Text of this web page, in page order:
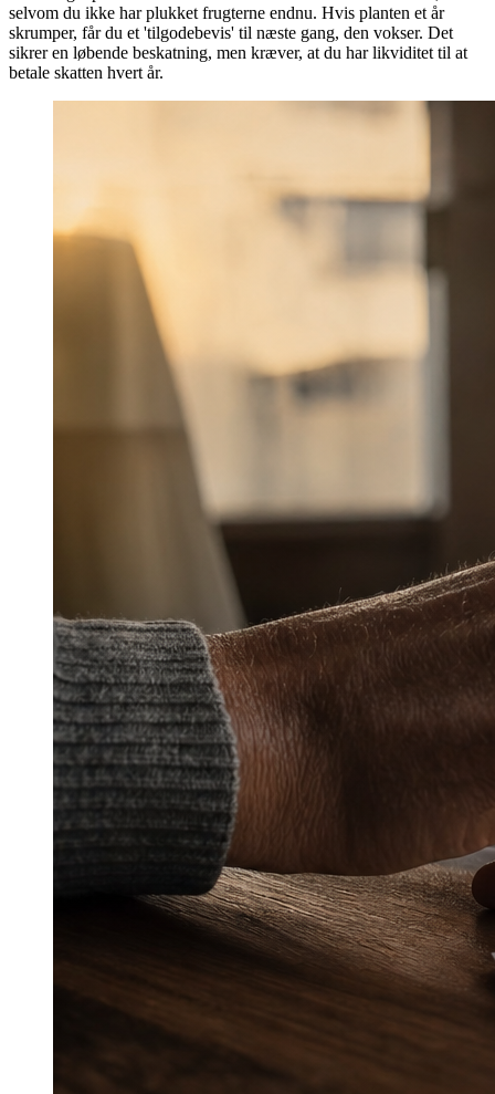
selvom du ikke har plukket frugterne endnu. Hvis planten et år
skrumper, får du et 'tilgodebevis' til næste gang, den vokser. Det
sikrer en løbende beskatning, men kræver, at du har likviditet til at
betale skatten hvert år.